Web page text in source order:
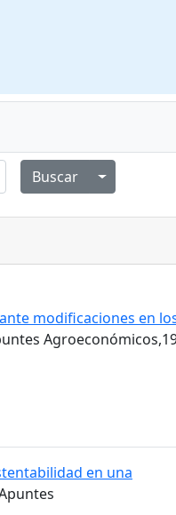
Alternar
modificaciones en
en una